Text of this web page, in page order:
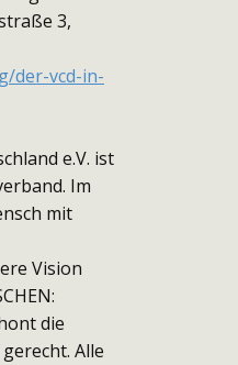
3,
der-vcd-in-
e.V. ist
Im
mit
Vision
die
Alle